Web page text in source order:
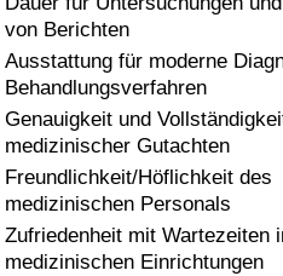
von Berichten
Ausstattung für moderne
Behandlungsverfahren
Genauigkeit und
medizinischer Gutachten
Freundlichkeit/Höflichkeit des
medizinischen Personals
Zufriedenheit mit Wartezeiten
medizinischen Einrichtungen
Kriminalitätsindex nach Land
Gesundheitsversorgung
Gesundheitsversorgungs-
Gesundheitsversorgungs-